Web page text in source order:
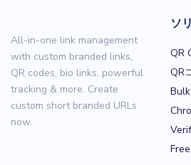
All-in-one link management
with custom branded links,
QR codes, bio links, powerful
tracking & more. Create
custom short branded URLs
now.
ソ
QR
QR